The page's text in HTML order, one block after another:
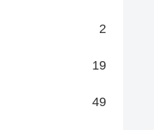
2
19
49